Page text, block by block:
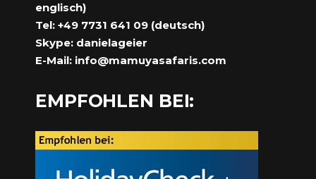
englisch)
Tel: +49 7731 641 09 (deutsch)
Skype: danielageier
E-Mail: info@mamuyasafaris.com
EMPFOHLEN BEI: